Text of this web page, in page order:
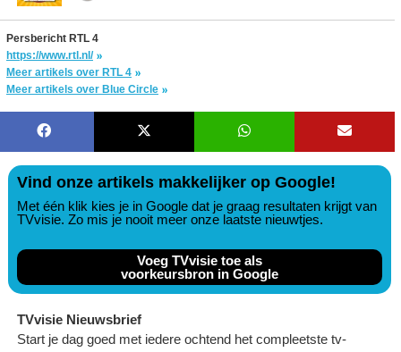
Persbericht RTL 4
https://www.rtl.nl/
Meer artikels over RTL 4
Meer artikels over Blue Circle
Vind onze artikels makkelijker op Google!
Met één klik kies je in Google dat je graag resultaten krijgt van
TVvisie. Zo mis je nooit meer onze laatste nieuwtjes.
Voeg TVvisie toe als
voorkeursbron in Google
TVvisie Nieuwsbrief
Start je dag goed met iedere ochtend het compleetste tv-